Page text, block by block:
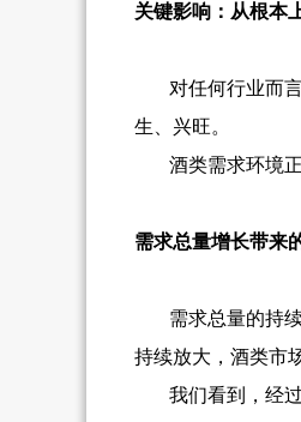
关键影响：从根本
对任何行业而
生、兴旺。
酒类需求环境
需求总量增长带来
需求总量的持
持续放大，酒类市
我们看到，经